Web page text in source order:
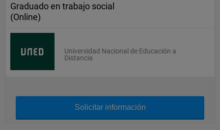
Graduado en trabajo social
(Online)
Universidad Nacional de Educación a
Distancia
Solicitar información